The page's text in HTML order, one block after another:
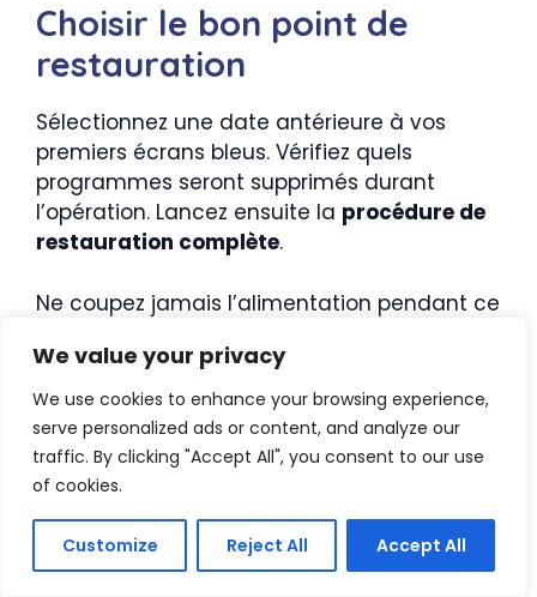
We value your privacy
We use cookies to enhance your browsing experience,
serve personalized ads or content, and analyze our
traffic. By clicking "Accept All", you consent to our use
of cookies.
Customize Reject All Accept All
Choisir le bon point de
restauration
Sélectionnez une date antérieure à vos
premiers écrans bleus. Vérifiez quels
programmes seront supprimés durant
l’opération. Lancez ensuite la procédure de
restauration complète.
Ne coupez jamais l’alimentation pendant ce
seulà la fin.
Critical Process Died en
boucle : que faire si
rien ne fonctionne ?